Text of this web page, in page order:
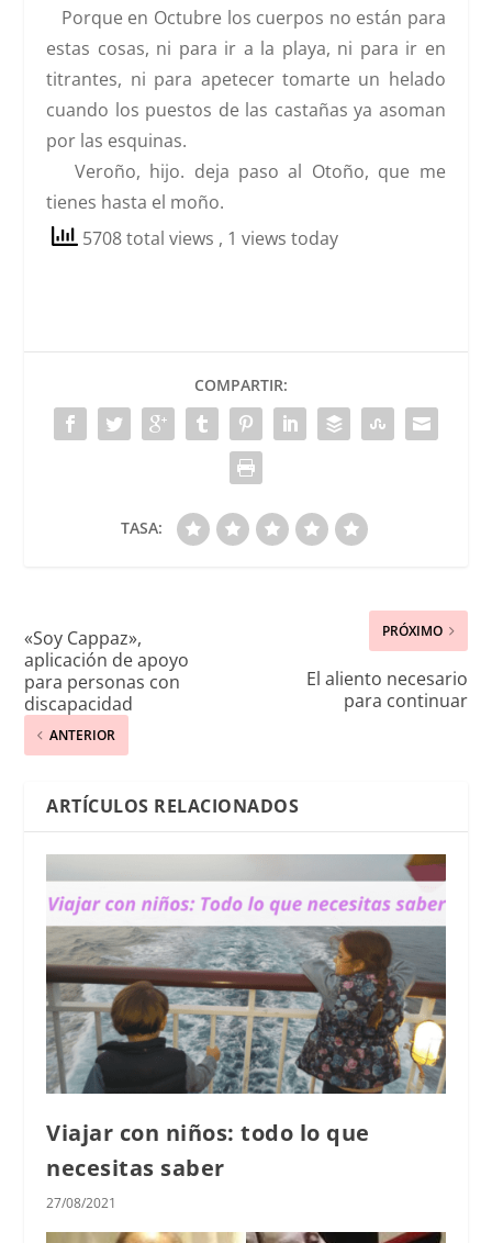
Porque en Octubre los cuerpos no están para
estas cosas, ni para ir a la playa, ni para ir en
titrantes, ni para apetecer tomarte un helado
cuando los puestos de las castañas ya asoman
por las esquinas.
Veroño, hijo. deja paso al Otoño, que me
tienes hasta el moño.
5708 total views , 1 views today
COMPARTIR:
TASA:
«Soy Cappaz»,
aplicación de apoyo
para personas con
discapacidad
ANTERIOR
PRÓXIMO
El aliento necesario
para continuar
ARTÍCULOS RELACIONADOS
Viajar con niños: todo lo que
necesitas saber
27/08/2021